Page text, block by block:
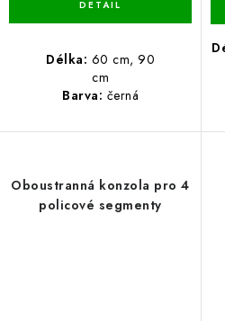
Délka: 60 cm, 90
cm
Barva: černá
Oboustranná konzola pro 4
policové segmenty